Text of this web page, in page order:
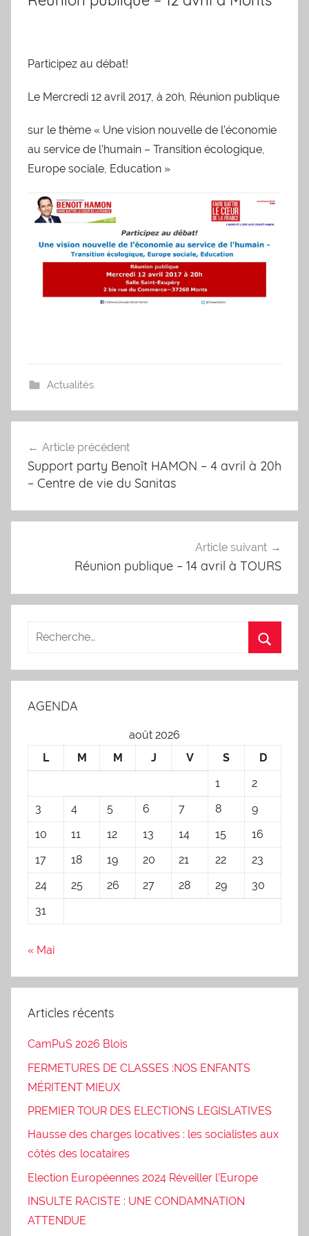
Participez au débat!
Le Mercredi 12 avril 2017, à 20h, Réunion publique
sur le thème « Une vision nouvelle de l’économie
au service de l’humain – Transition écologique,
Europe sociale, Education »
Actualités
de
l’article
Article précédent
Support party Benoît HAMON – 4 avril à 20h
– Centre de vie du Sanitas
Article suivant
Réunion publique – 14 avril à TOURS
AGENDA
août 2026
L
M M J V S
D
1
2
3
4 5 6 7 8
9
10
11 12 13 14 15
16
17
18 19 20 21 22
23
24
25 26 27 28 29
30
31
« Mai
Articles récents
CamPuS 2026 Blois
FERMETURES DE CLASSES :NOS ENFANTS
MÉRITENT MIEUX
PREMIER TOUR DES ELECTIONS LEGISLATIVES
Hausse des charges locatives : les socialistes aux
côtés des locataires
Election Européennes 2024 Réveiller l’Europe
INSULTE RACISTE : UNE CONDAMNATION
ATTENDUE